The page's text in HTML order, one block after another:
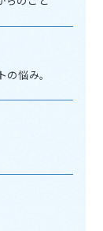
悩み。